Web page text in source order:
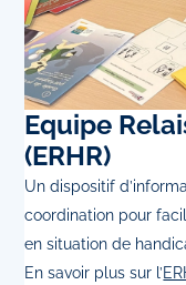
Equipe
(ERHR)
Un dispositif
coordination pour
en situation de
En savoir plus sur l’